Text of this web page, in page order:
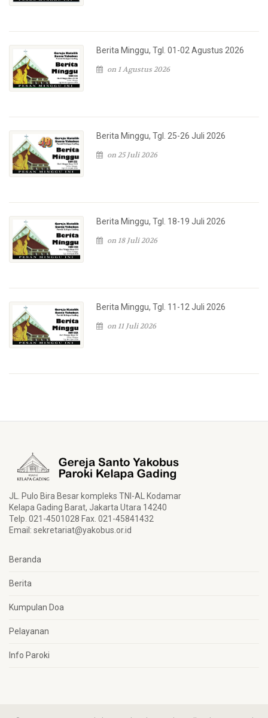
Berita Minggu, Tgl. 01-02 Agustus 2026
on 1 Agustus 2026
Berita Minggu, Tgl. 25-26 Juli 2026
on 25 Juli 2026
Berita Minggu, Tgl. 18-19 Juli 2026
on 18 Juli 2026
Berita Minggu, Tgl. 11-12 Juli 2026
on 11 Juli 2026
JL. Pulo Bira Besar kompleks TNI-AL Kodamar
Kelapa Gading Barat, Jakarta Utara 14240
Telp. 021-4501028 Fax. 021-45841432
Email: sekretariat@yakobus.or.id
Beranda
Berita
Kumpulan Doa
Pelayanan
Info Paroki